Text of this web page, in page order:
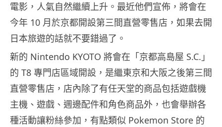
電影，人氣自然繼續上升。最近他們宣佈，將會在
今年 10 月於京都開設第三間直營零售店，如果去開
日本旅遊的話就不要錯過了。
新的 Nintendo KYOTO 將會在「京都高島屋 S.C.」
的 T8 專門店區域開設，是繼東京和大阪之後第三間
直營零售店，店內除了有任天堂的商品包括遊戲機
主機、遊戲、週邊配件和角色商品外，也會舉辦各
種活動讓粉絲參加，有點類似 Pokemon Store 的